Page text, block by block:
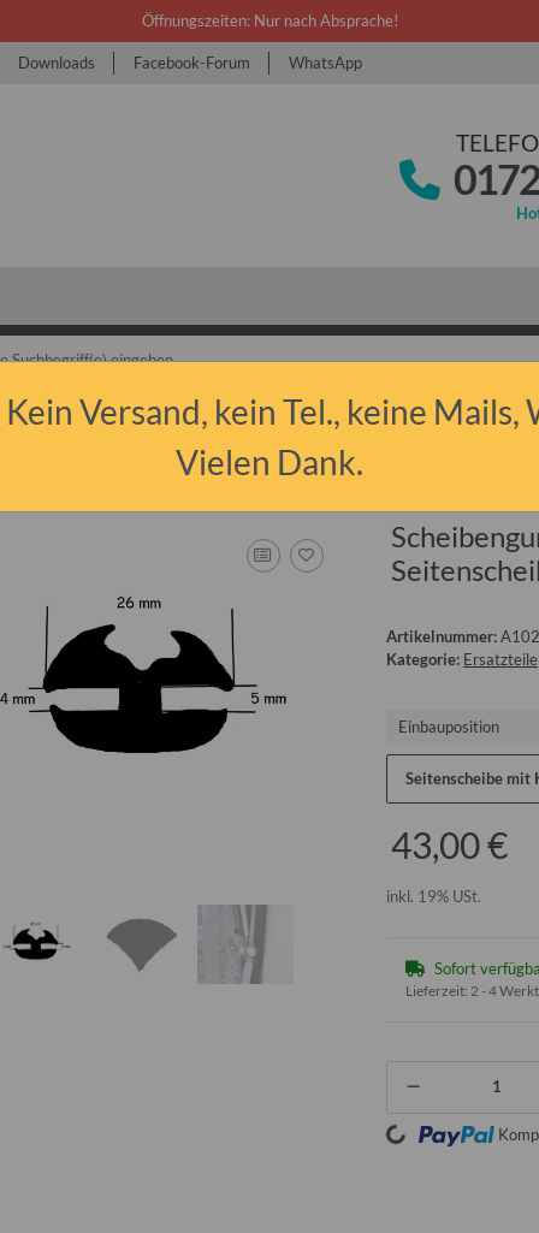
Öffnungszeiten: Nur nach Absprache!
Downloads Facebook-Forum WhatsApp
Junior & Aero & 325 Ersatzteile Scheibengummi für Qek Junior
Artikelnummer:
Kategorie: Ersatzteile
Einbauposition
Seitenscheibe mit
43,00 €
inkl. 19% USt.
Sofort
Lieferzeit: 2 - 4
Loading...
Versand, kein Tel., keine Mails,
Vielen Dank.